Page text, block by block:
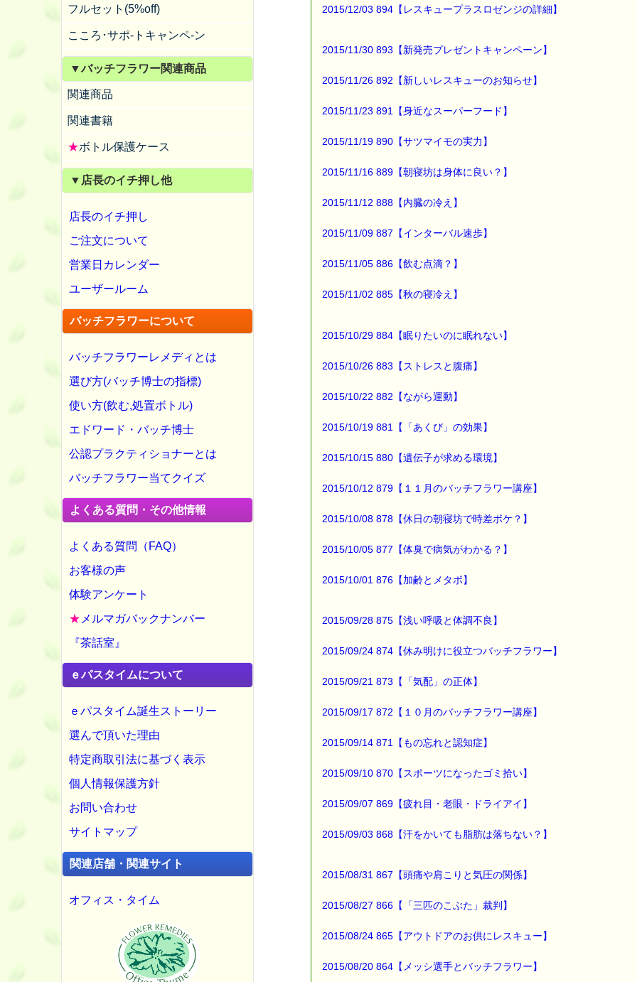
フルセット(5%off)
こころ･サポ-トキャンペ-ン
▼バッチフラワー関連商品
関連商品
関連書籍
★ボトル保護ケース
▼店長のイチ押し他
店長のイチ押し
ご注文について
営業日カレンダー
ユーザールーム
バッチフラワーについて
バッチフラワーレメディとは
選び方(バッチ博士の指標)
使い方(飲む,処置ボトル)
エドワード・バッチ博士
公認プラクティショナーとは
バッチフラワー当てクイズ
よくある質問・その他情報
よくある質問（FAQ）
お客様の声
体験アンケート
★ メルマガバックナンバー
『茶話室』
ｅパスタイムについて
ｅパスタイム誕生ストーリー
選んで頂いた理由
特定商取引法に基づく表示
個人情報保護方針
お問い合わせ
サイトマップ
関連店舗・関連サイト
オフィス・タイム
敏感な臓器なんですね (-_-;)
原因がストレスであれば
精神面を安定させるような
こちらも、お役に立ちますよ (*^_^*)
https://pass-thyme.com/special/rescue_series.asp
https://pass-thyme.com/shopping/set.asp
▼あなたにぴったりのバッチフラワーが見つかる－選び方ガイド
https://pass-thyme.com/guide/info.asp
▼バッチ国際教育プログラムレベル１ PTT６日間コース
★ただいま募集中です（１１月コース）
▼Facebookにも講座情報があります。
→https://www.facebook.com/pass.thyme.bach.flower
先日
コタツを出しました。
コタツに入って
わたしの
最後まで読んでいただきありがとうございます。
*****@pass-thyme.com
ｅクーポン：****-******
───────────────────────────────
バッチフラワーレメディ・レスキュークリーム１本当毎に
割引き金額は、買い物カゴで内容確認する際に決定します。
※バッチフラワー関連商品・関連書籍、セット商品は対象外です。
※1度のご購入につき1枚しかご利用いただけません。
2015/12/03 894【レスキュープラスロゼンジの詳細】
2015/11/30 893【新発売プレゼントキャンペーン】
2015/11/26 892【新しいレスキューのお知らせ】
2015/11/23 891【身近なスーパーフード】
2015/11/19 890【サツマイモの実力】
2015/11/16 889【朝寝坊は身体に良い？】
2015/11/12 888【内臓の冷え】
2015/11/09 887【インターバル速歩】
2015/11/05 886【飲む点滴？】
2015/11/02 885【秋の寝冷え】
2015/10/29 884【眠りたいのに眠れない】
2015/10/26 883【ストレスと腹痛】
2015/10/22 882【ながら運動】
2015/10/19 881【「あくび」の効果】
2015/10/15 880【遺伝子が求める環境】
2015/10/12 879【１１月のバッチフラワー講座】
2015/10/08 878【休日の朝寝坊で時差ボケ？】
2015/10/05 877【体臭で病気がわかる？】
2015/10/01 876【加齢とメタボ】
2015/09/28 875【浅い呼吸と体調不良】
2015/09/24 874【休み明けに役立つバッチフラワー】
2015/09/21 873【「気配」の正体】
2015/09/17 872【１０月のバッチフラワー講座】
2015/09/14 871【もの忘れと認知症】
2015/09/10 870【スポーツになったゴミ拾い】
2015/09/07 869【疲れ目・老眼・ドライアイ】
2015/09/03 868【汗をかいても脂肪は落ちない？】
2015/08/31 867【頭痛や肩こりと気圧の関係】
2015/08/27 866【「三匹のこぶた」裁判】
2015/08/24 865【アウトドアのお供にレスキュー】
2015/08/20 864【メッシ選手とバッチフラワー】